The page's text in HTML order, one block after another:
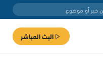
البث المباشر